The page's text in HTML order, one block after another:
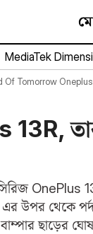
MediaTek
Of Tomorrow
13R,
OnePlus
এর উপর থেকে
ছাড়ের